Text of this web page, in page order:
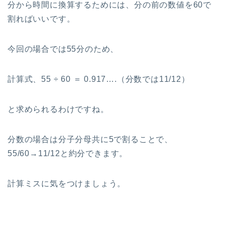
分から時間に換算するためには、分の前の数値を60で
割ればいいです。
今回の場合では55分のため、
計算式、55 ÷ 60 ＝ 0.917….（分数では11/12）
と求められるわけですね。
分数の場合は分子分母共に5で割ることで、
55/60→11/12と約分できます。
計算ミスに気をつけましょう。